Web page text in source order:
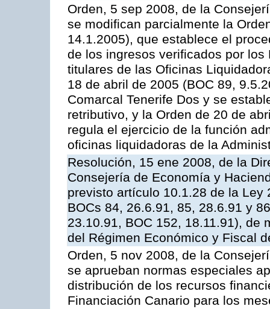
Orden, 5 sep 2008, de la
se modifican parcialmente la
14.1.2005), que establece el
de los ingresos verificados por
titulares de las Oficinas
18 de abril de 2005 (BOC 89,
Comarcal Tenerife Dos y se
retributivo, y la Orden de 20 de
regula el ejercicio de la función
oficinas liquidadoras de la
Resolución, 15 ene 2008, de la
Consejería de Economía y
previsto artículo 10.1.28 de la Ley
BOCs 84, 26.6.91, 85, 28.6.91 y
23.10.91, BOC 152, 18.11.91), de
del Régimen Económico y Fiscal
Orden, 5 nov 2008, de la
se aprueban normas especiales
distribución de los recursos
Financiación Canario para los